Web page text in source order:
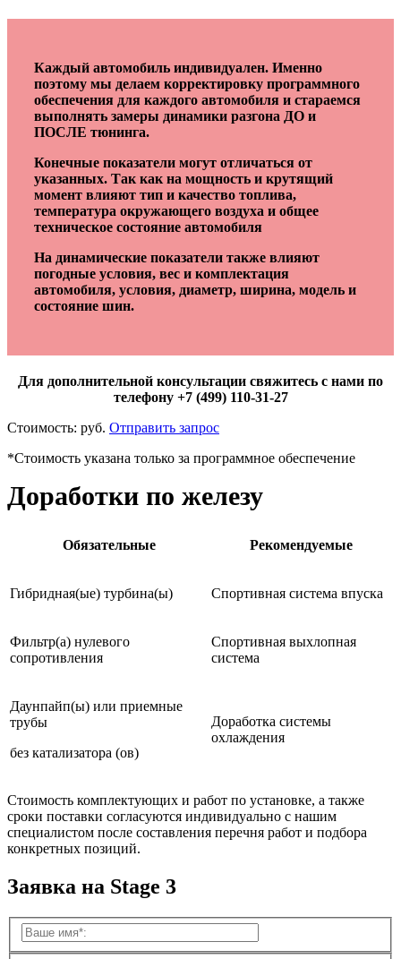
Каждый автомобиль индивидуален. Именно
поэтому мы делаем корректировку программного
обеспечения для каждого автомобиля и стараемся
выполнять замеры динамики разгона ДО и
ПОСЛЕ тюнинга.
Конечные показатели могут отличаться от
указанных. Так как на мощность и крутящий
момент влияют тип и качество топлива,
температура окружающего воздуха и общее
техническое состояние автомобиля
На динамические показатели также влияют
погодные условия, вес и комплектация
автомобиля, условия, диаметр, ширина, модель и
состояние шин.
Для дополнительной консультации свяжитесь с нами по
телефону +7 (499) 110-31-27
Стоимость: руб. Отправить запрос
*Стоимость указана только за программное обеспечение
Доработки по железу
Обязательные Рекомендуемые
Гибридная(ые) турбина(ы) Спортивная система впуска
Фильтр(а) нулевого
сопротивления
Спортивная выхлопная
система
Даунпайп(ы) или приемные
трубы
без катализатора (ов)
Доработка системы
охлаждения
Стоимость комплектующих и работ по установке, а также
сроки поставки согласуются индивидуально с нашим
специалистом после составления перечня работ и подбора
конкретных позиций.
Заявка на Stage 3